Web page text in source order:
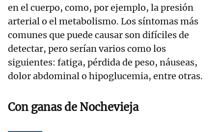
en el cuerpo, como, por ejemplo, la presión
arterial o el metabolismo. Los síntomas más
comunes que puede causar son difíciles de
detectar, pero serían varios como los
siguientes: fatiga, pérdida de peso, náuseas,
dolor abdominal o hipoglucemia, entre otras.
Con ganas de Nochevieja